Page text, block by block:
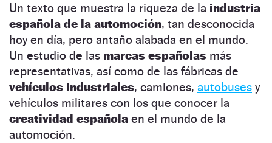
Un texto que muestra la riqueza de la industria
española de la automoción, tan desconocida
hoy en día, pero antaño alabada en el mundo.
Un estudio de las marcas españolas más
representativas, así como de las fábricas de
vehículos industriales, camiones, autobuses y
vehículos militares con los que conocer la
creatividad española en el mundo de la
automoción.